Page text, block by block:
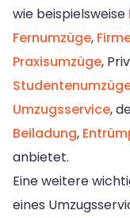
wie beispielsweise
Fernumzüge,
Praxisumzüge,
Umzugsservice,
Beiladung,
anbietet.
Eine weitere
eines